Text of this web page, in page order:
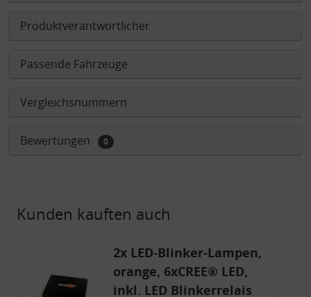
Produktverantwortlicher
Passende Fahrzeuge
Vergleichsnummern
Bewertungen 0
Kunden kauften auch
2x LED-Blinker-Lampen,
orange, 6xCREE® LED,
inkl. LED Blinkerrelais